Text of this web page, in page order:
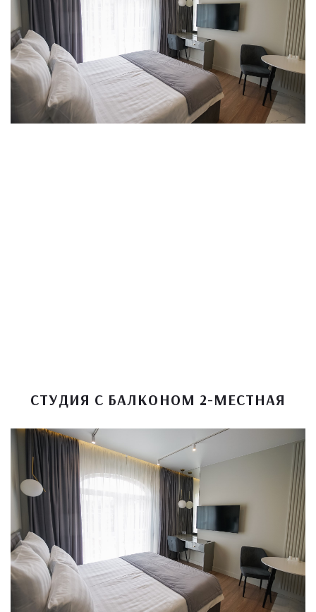
СТУДИЯ С БАЛКОНОМ 2-МЕСТНАЯ